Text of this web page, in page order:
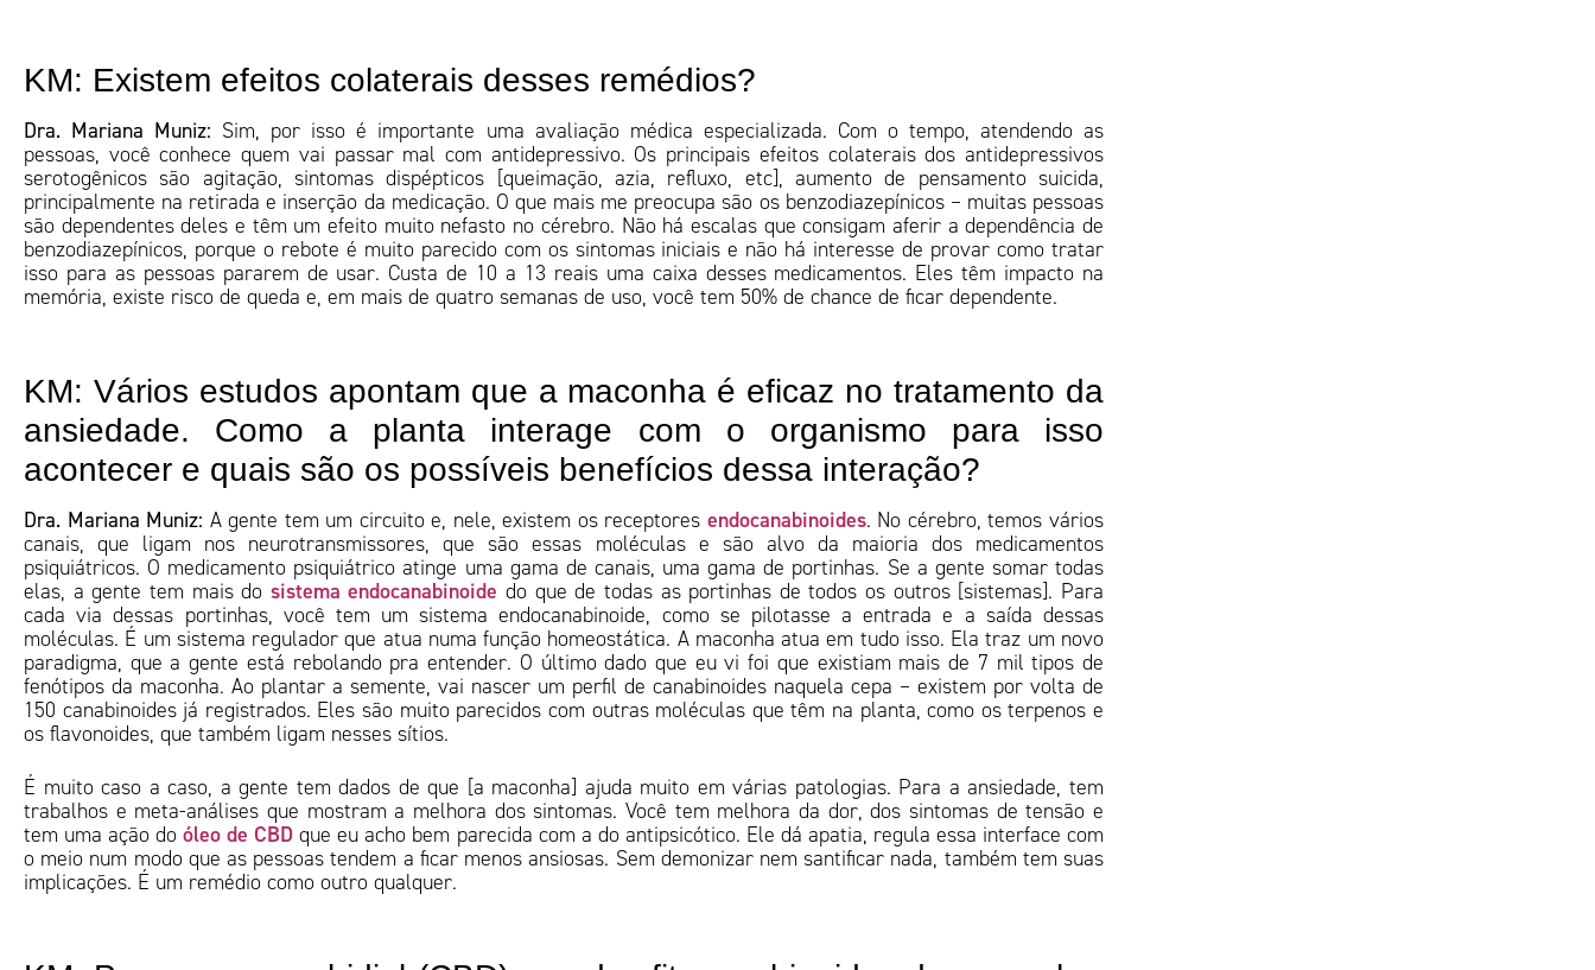
KM: Existem efeitos colaterais desses remédios?
Dra. Mariana Muniz: Sim, por isso é importante uma avaliação médica especializada. Com o tempo, atendendo as
pessoas, você conhece quem vai passar mal com antidepressivo. Os principais efeitos colaterais dos antidepressivos
serotogênicos são agitação, sintomas dispépticos [queimação, azia, refluxo, etc], aumento de pensamento suicida,
principalmente na retirada e inserção da medicação. O que mais me preocupa são os benzodiazepínicos – muitas pessoas
são dependentes deles e têm um efeito muito nefasto no cérebro. Não há escalas que consigam aferir a dependência de
benzodiazepínicos, porque o rebote é muito parecido com os sintomas iniciais e não há interesse de provar como tratar
isso para as pessoas pararem de usar. Custa de 10 a 13 reais uma caixa desses medicamentos. Eles têm impacto na
memória, existe risco de queda e, em mais de quatro semanas de uso, você tem 50% de chance de ficar dependente.
KM: Vários estudos apontam que a maconha é eficaz no tratamento da
ansiedade. Como a planta interage com o organismo para isso
acontecer e quais são os possíveis benefícios dessa interação?
Dra. Mariana Muniz: A gente tem um circuito e, nele, existem os receptores endocanabinoides. No cérebro, temos vários
canais, que ligam nos neurotransmissores, que são essas moléculas e são alvo da maioria dos medicamentos
psiquiátricos. O medicamento psiquiátrico atinge uma gama de canais, uma gama de portinhas. Se a gente somar todas
elas, a gente tem mais do sistema endocanabinoide do que de todas as portinhas de todos os outros [sistemas]. Para
cada via dessas portinhas, você tem um sistema endocanabinoide, como se pilotasse a entrada e a saída dessas
moléculas. É um sistema regulador que atua numa função homeostática. A maconha atua em tudo isso. Ela traz um novo
paradigma, que a gente está rebolando pra entender. O último dado que eu vi foi que existiam mais de 7 mil tipos de
fenótipos da maconha. Ao plantar a semente, vai nascer um perfil de canabinoides naquela cepa – existem por volta de
150 canabinoides já registrados. Eles são muito parecidos com outras moléculas que têm na planta, como os terpenos e
os flavonoides, que também ligam nesses sítios.
É muito caso a caso, a gente tem dados de que [a maconha] ajuda muito em várias patologias. Para a ansiedade, tem
trabalhos e meta-análises que mostram a melhora dos sintomas. Você tem melhora da dor, dos sintomas de tensão e
tem uma ação doóleo de CBD que eu acho bem parecida com a do antipsicótico. Ele dá apatia, regula essa interface com
o meio num modo que as pessoas tendem a ficar menos ansiosas. Sem demonizar nem santificar nada, também tem suas
implicações. É um remédio como outro qualquer.